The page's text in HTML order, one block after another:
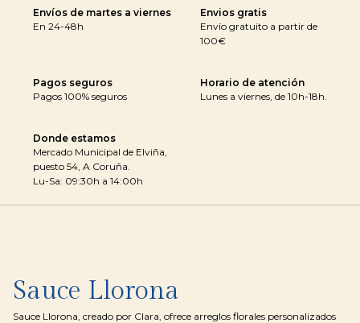
Envíos de martes a viernes
En 24-48h
Envios gratis
Envío gratuito a partir de
100€
Pagos seguros
Pagos 100% seguros
Horario de atención
Lunes a viernes, de 10h-18h.
Donde estamos
Mercado Municipal de Elviña,
puesto 54, A Coruña.
Lu-Sa: 09:30h a 14:00h
Sauce Llorona
Sauce Llorona, creado por Clara, ofrece arreglos florales personalizados